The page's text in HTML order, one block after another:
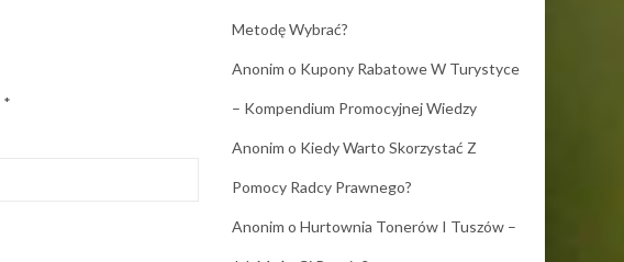
*
Metodę Wybrać?
Anonim o Kupony Rabatowe W Turystyce
– Kompendium Promocyjnej Wiedzy
Anonim o Kiedy Warto Skorzystać Z
Pomocy Radcy Prawnego?
Anonim o Hurtownia Tonerów I Tuszów –